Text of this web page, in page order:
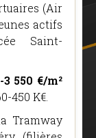
(Air
actifs
Saint-
550 €/m²
450 K€.
Tramway